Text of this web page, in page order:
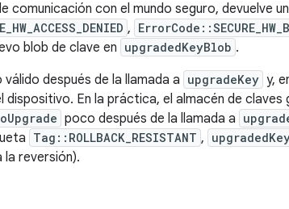
comunicación con el mundo seguro, devuelve
,
blob de clave en upgradedKeyBlob .
válido después de la llamada a upgradeKey y,
dispositivo. En la práctica, el almacén de claves
poco después de la llamada a
Tag::ROLLBACK_RESISTANT ,
reversión).